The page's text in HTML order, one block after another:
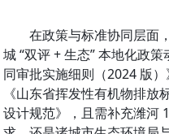
在政策与标准协同层面
城 “双评 + 生态” 本地化政
同审批实施细则（2024 版
《山东省挥发性有机物排
设计规范》，且需补充潍河